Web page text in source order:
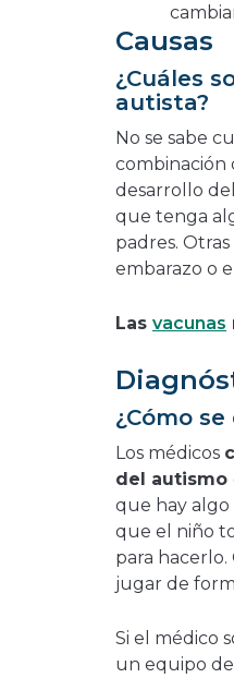
Causas
¿Cuáles
autista?
No se sabe
combinación
desarrollo
que tenga
padres.
embarazo o
Las vacunas
¿Cómo
Los médicos
del autismo
que hay algo
que el niño
para
jugar de
Si el médico
un equipo